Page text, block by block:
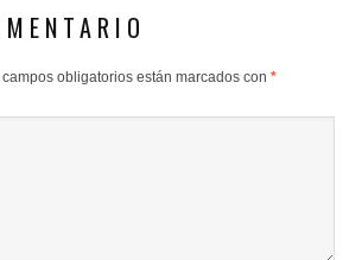
campos obligatorios están marcados con *